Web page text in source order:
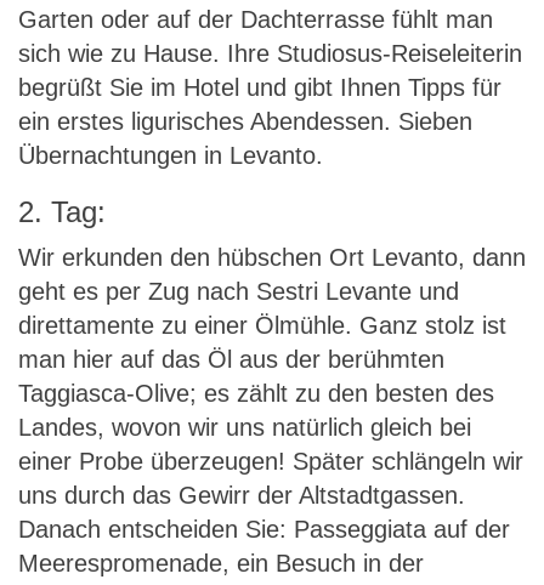
Garten oder auf der Dachterrasse fühlt man
sich wie zu Hause. Ihre Studiosus-Reiseleiterin
begrüßt Sie im Hotel und gibt Ihnen Tipps für
ein erstes ligurisches Abendessen. Sieben
Übernachtungen in Levanto.
2. Tag:
Wir erkunden den hübschen Ort Levanto, dann
geht es per Zug nach Sestri Levante und
direttamente zu einer Ölmühle. Ganz stolz ist
man hier auf das Öl aus der berühmten
Taggiasca-Olive; es zählt zu den besten des
Landes, wovon wir uns natürlich gleich bei
einer Probe überzeugen! Später schlängeln wir
uns durch das Gewirr der Altstadtgassen.
Danach entscheiden Sie: Passeggiata auf der
Meerespromenade, ein Besuch in der